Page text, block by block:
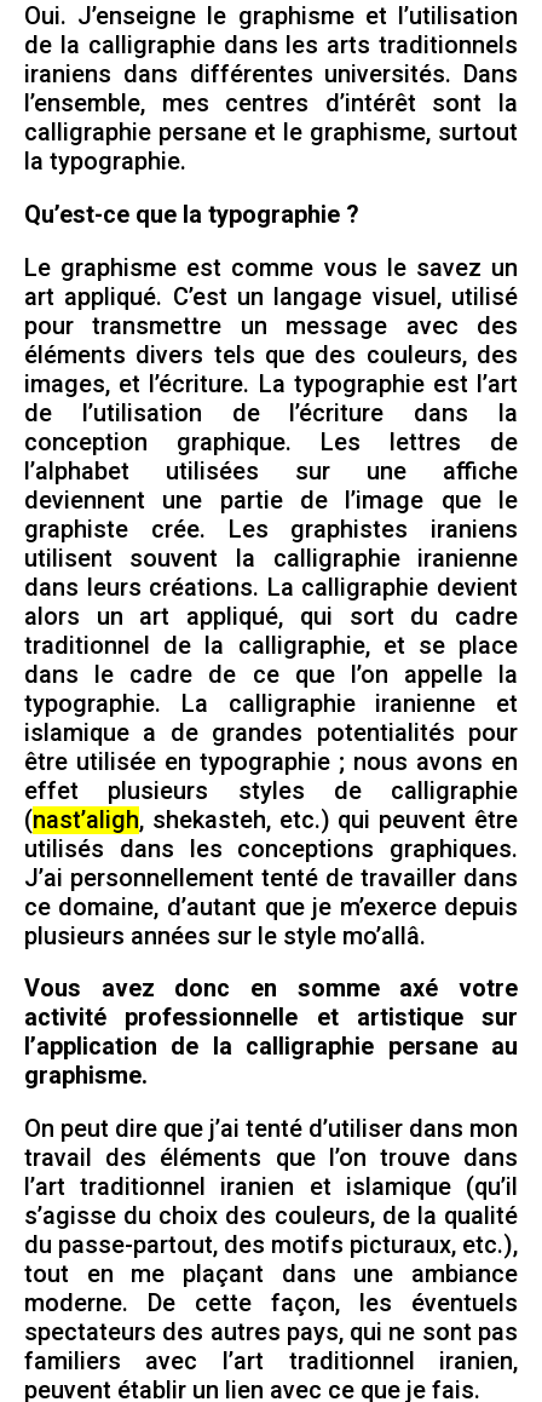
Oui. J’enseigne le graphisme et l’utilisation
de la calligraphie dans les arts traditionnels
iraniens dans différentes universités. Dans
l’ensemble, mes centres d’intérêt sont la
calligraphie persane et le graphisme, surtout
la typographie.
Qu’est-ce que la typographie ?
Le graphisme est comme vous le savez un
art appliqué. C’est un langage visuel, utilisé
pour transmettre un message avec des
éléments divers tels que des couleurs, des
images, et l’écriture. La typographie est l’art
de l’utilisation de l’écriture dans la
conception graphique. Les lettres de
l’alphabet utilisées sur une affiche
deviennent une partie de l’image que le
graphiste crée. Les graphistes iraniens
utilisent souvent la calligraphie iranienne
dans leurs créations. La calligraphie devient
alors un art appliqué, qui sort du cadre
traditionnel de la calligraphie, et se place
dans le cadre de ce que l’on appelle la
typographie. La calligraphie iranienne et
islamique a de grandes potentialités pour
être utilisée en typographie ; nous avons en
effet plusieurs styles de calligraphie
(nast’aligh, shekasteh, etc.) qui peuvent être
utilisés dans les conceptions graphiques.
J’ai personnellement tenté de travailler dans
ce domaine, d’autant que je m’exerce depuis
plusieurs années sur le style mo’allâ.
Vous avez donc en somme axé votre
activité professionnelle et artistique sur
l’application de la calligraphie persane au
graphisme.
On peut dire que j’ai tenté d’utiliser dans mon
travail des éléments que l’on trouve dans
l’art traditionnel iranien et islamique (qu’il
s’agisse du choix des couleurs, de la qualité
du passe-partout, des motifs picturaux, etc.),
tout en me plaçant dans une ambiance
moderne. De cette façon, les éventuels
spectateurs des autres pays, qui ne sont pas
familiers avec l’art traditionnel iranien,
peuvent établir un lien avec ce que je fais.